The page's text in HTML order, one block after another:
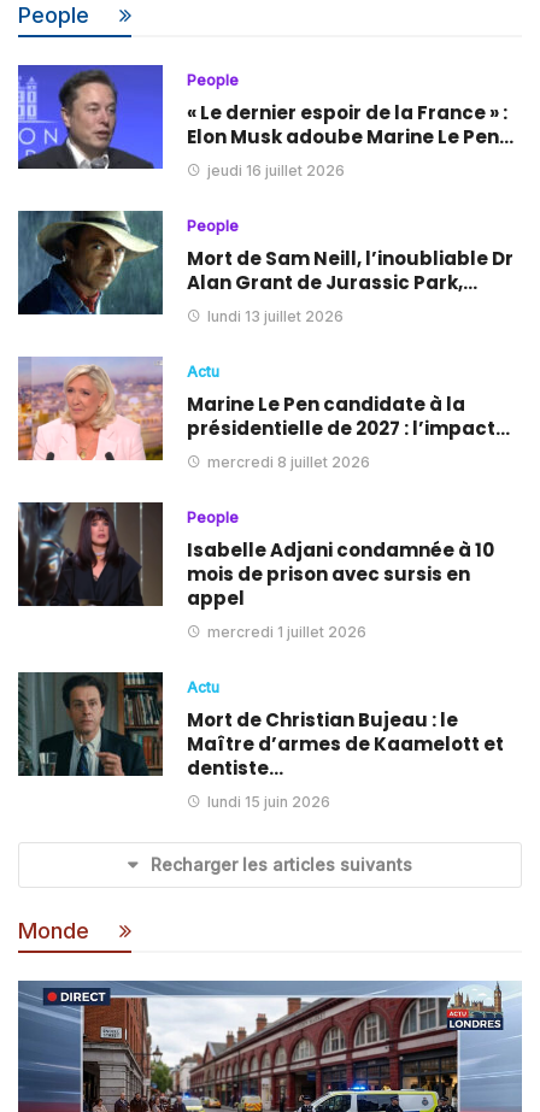
People
People
« Le dernier espoir de la France » :
Elon Musk adoube Marine Le Pen…
jeudi 16 juillet 2026
People
Mort de Sam Neill, l’inoubliable Dr
Alan Grant de Jurassic Park,…
lundi 13 juillet 2026
Actu
Marine Le Pen candidate à la
présidentielle de 2027 : l’impact…
mercredi 8 juillet 2026
People
Isabelle Adjani condamnée à 10
mois de prison avec sursis en
appel
mercredi 1 juillet 2026
Actu
Mort de Christian Bujeau : le
Maître d’armes de Kaamelott et
dentiste…
lundi 15 juin 2026
Recharger les articles suivants
Monde